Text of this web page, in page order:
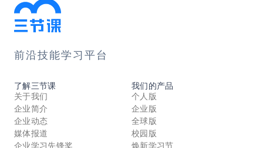
前沿技能学习平台
了解三节课
关于我们
企业简介
企业动态
媒体报道
企业学习先锋奖
我们的产品
个人版
企业版
全球版
校园版
焕新学习节